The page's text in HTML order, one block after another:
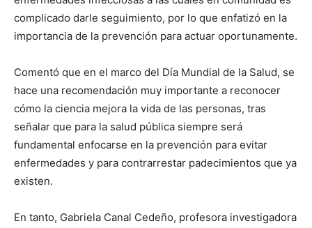
complicado darle seguimiento, por lo que enfatizó en la
importancia de la prevención para actuar oportunamente.
Comentó que en el marco del Día Mundial de la Salud, se
hace una recomendación muy importante a reconocer
cómo la ciencia mejora la vida de las personas, tras
señalar que para la salud pública siempre será
fundamental enfocarse en la prevención para evitar
enfermedades y para contrarrestar padecimientos que ya
existen.
En tanto, Gabriela Canal Cedeño, profesora investigadora